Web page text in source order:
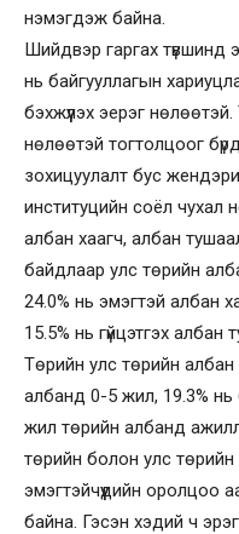
нэмэгдэж байна.
Шийдвэр гаргах түвшинд
нь байгууллагын
бэхжүүлэх эерэг нөлөөтэй.
нөлөөтэй тогтолцоог
зохицуулалт бус
институцийн соёл чухал
албан хаагч, албан
байдлаар улс төрийн
24.0% нь эмэгтэй албан
15.5% нь гүйцэтгэх
Төрийн улс төрийн
албанд 0-5 жил, 19.3%
жил төрийн албанд
төрийн болон улс төрийн
эмэгтэйчүүдийн оролцоо
байна. Гэсэн хэдий ч